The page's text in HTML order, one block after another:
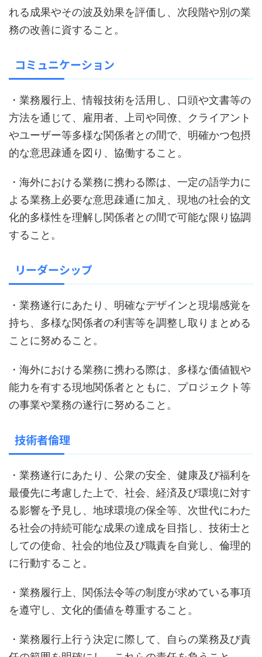
れる成果やその波及効果を評価し、次段階や別の業
務の改善に資すること。
コミュニケーション
・業務履行上、情報技術を活用し、口頭や文書等の
方法を通じて、雇用者、上司や同僚、クライアント
やユーザー等多様な関係者との間で、明確かつ包摂
的な意思疎通を図り、協働すること。
・海外における業務に携わる際は、一定の語学力に
よる業務上必要な意思疎通に加え、現地の社会的文
化的多様性を理解し関係者との間で可能な限り協調
すること。
リーダーシップ
・業務遂行にあたり、明確なデザインと現場感覚を
持ち、多様な関係者の利害等を調整し取りまとめる
ことに努めること。
・海外における業務に携わる際は、多様な価値観や
能力を有する現地関係者とともに、プロジェクト等
の事業や業務の遂行に努めること。
技術者倫理
・業務遂行にあたり、公衆の安全、健康及び福利を
最優先に考慮した上で、社会、経済及び環境に対す
る影響を予見し、地球環境の保全等、次世代にわた
る社会の持続可能な成果の達成を目指し、技術士と
しての使命、社会的地位及び職責を自覚し、倫理的
に行動すること。
・業務履行上、関係法令等の制度が求めている事項
を遵守し、文化的価値を尊重すること。
・業務履行上行う決定に際して、自らの業務及び責